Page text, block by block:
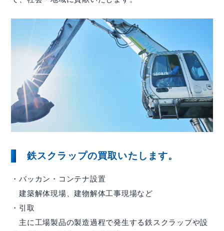
投資家の方へ
基本情報
IRライブラリー
株主・株式関連
IRよくある質問
鉄スクラップの買取いたします。
・バッカン・コンテナ設置
建築解体現場、建物解体工事現場など
・引取
主に工場製品の製造過程で発生する鉄スクラップや設